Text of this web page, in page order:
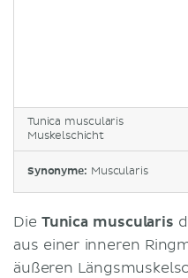
Tunica muscularis
Muskelschicht
Synonyme: Muscularis
Die Tunica muscularis
aus einer inneren
äußeren